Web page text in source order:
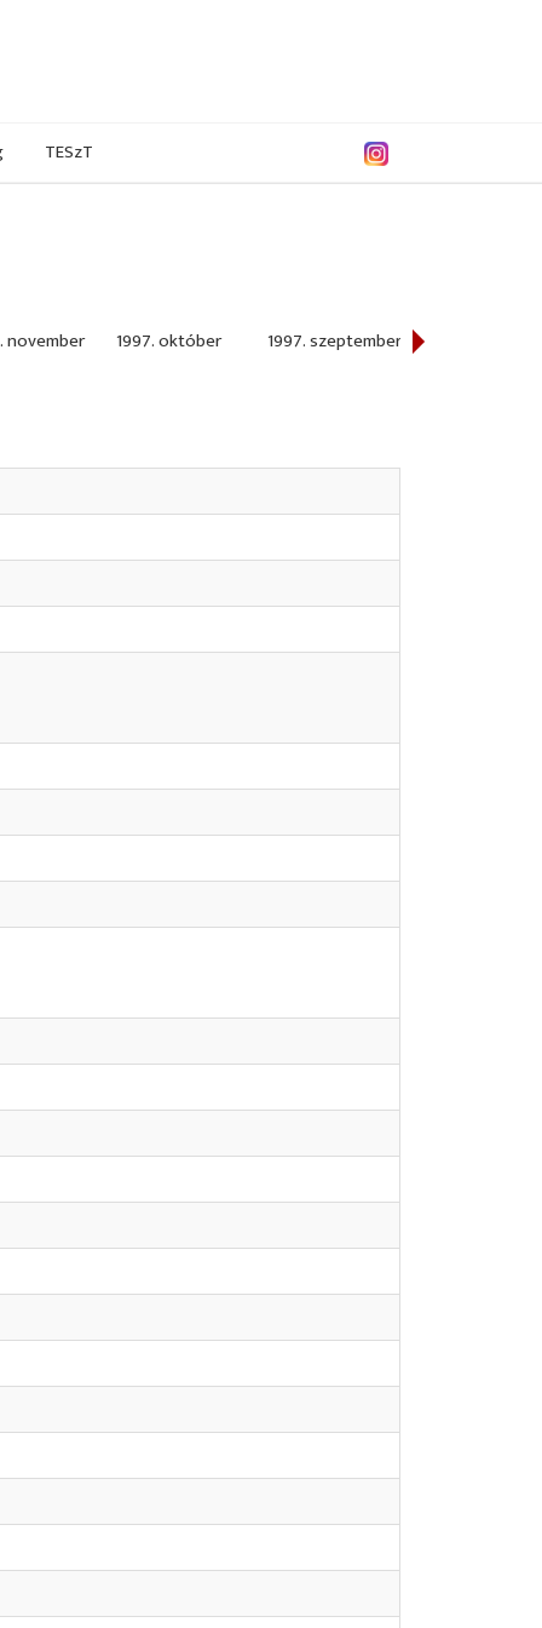
TESzT
november 1997. október 1997. szeptember 1997. augusztus